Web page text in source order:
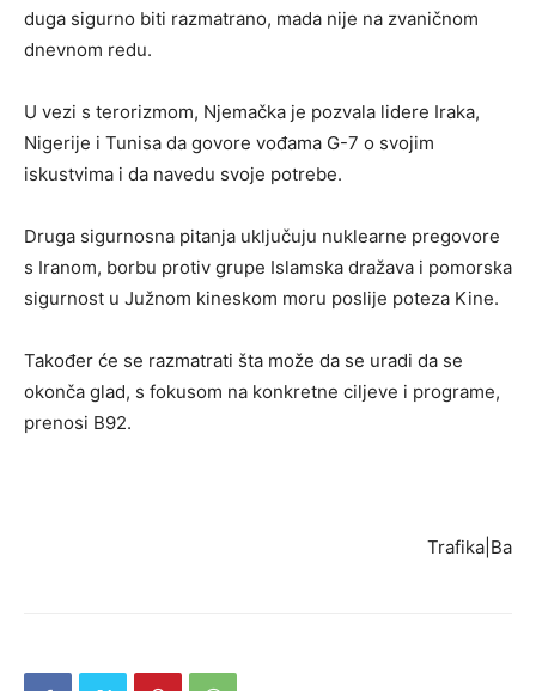
duga sigurno biti razmatrano, mada nije na zvaničnom
dnevnom redu.
U vezi s terorizmom, Njemačka je pozvala lidere Iraka,
Nigerije i Tunisa da govore vođama G-7 o svojim
iskustvima i da navedu svoje potrebe.
Druga sigurnosna pitanja uključuju nuklearne pregovore
s Iranom, borbu protiv grupe Islamska dražava i pomorska
sigurnost u Južnom kineskom moru poslije poteza Kine.
Također će se razmatrati šta može da se uradi da se
okonča glad, s fokusom na konkretne ciljeve i programe,
prenosi B92.
Trafika|Ba